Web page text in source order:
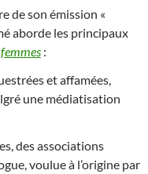
de son émission «
aborde les principaux
femmes :
et affamées,
une médiatisation
des associations
voulue à l’origine par